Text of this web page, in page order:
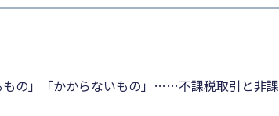
もの」「かからないもの」……不課税取引と非課